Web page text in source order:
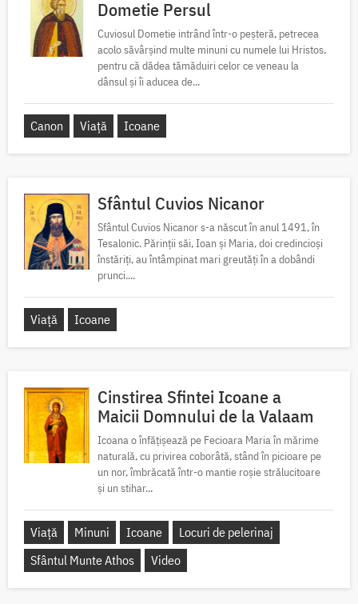
Dometie Persul
Cuviosul Dometie intrând într-o peșteră, petrecea
acolo săvârșind multe minuni cu numele lui Hristos,
pentru că dădea tămăduiri celor ce veneau la
dânsul și îi aducea de...
Canon Viață Icoane
Sfântul Cuvios Nicanor
Sfântul Cuvios Nicanor s-a născut în anul 1491, în
Tesalonic. Părinții săi, Ioan și Maria, doi credincioși
înstăriți, au întâmpinat mari greutăți în a dobândi
prunci....
Viață Icoane
Cinstirea Sfintei Icoane a
Maicii Domnului de la Valaam
Icoana o înfățișează pe Fecioara Maria în mărime
naturală, cu privirea coborâtă, stând în picioare pe
un nor, îmbrăcată într-o mantie roșie strălucitoare
și un stihar...
Viață Minuni Icoane
Locuri de pelerinaj
Sfântul Munte Athos
Video